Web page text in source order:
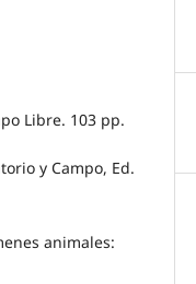
Libre. 103 pp.
y Campo, Ed.
animales: